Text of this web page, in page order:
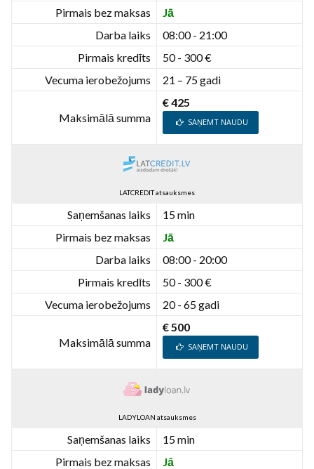
Pirmais bez maksas
Jā
Darba laiks
08:00 - 21:00
Pirmais kredīts
50 - 300 €
Vecuma ierobežojums
21 – 75 gadi
Maksimālā summa
€ 425
SAŅEMT NAUDU
LATCREDIT atsauksmes
Saņemšanas laiks
15 min
Pirmais bez maksas
Jā
Darba laiks
08:00 - 20:00
Pirmais kredīts
50 - 300 €
Vecuma ierobežojums
20 - 65 gadi
Maksimālā summa
€ 500
SAŅEMT NAUDU
LADYLOAN atsauksmes
Saņemšanas laiks
15 min
Pirmais bez maksas
Jā